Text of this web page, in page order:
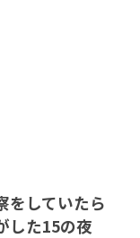
をしていたら
した15の夜